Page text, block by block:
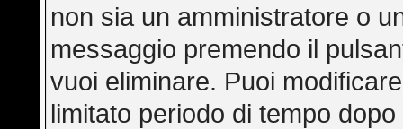
non sia un amministratore o
messaggio premendo il
vuoi eliminare. Puoi
limitato periodo di tempo